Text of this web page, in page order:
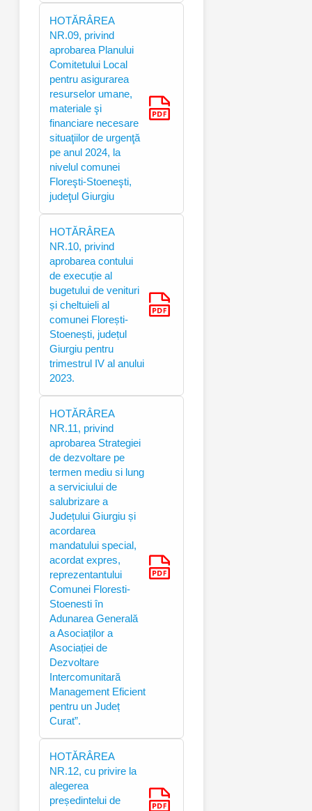
HOTĂRÂREA
NR.09, privind
aprobarea Planului
Comitetului Local
pentru asigurarea
resurselor umane,
materiale şi
financiare necesare
situaţiilor de urgenţă
pe anul 2024, la
nivelul comunei
Floreşti-Stoeneşti,
judeţul Giurgiu
HOTĂRÂREA
NR.10, privind
aprobarea contului
de execuție al
bugetului de venituri
și cheltuieli al
comunei Florești-
Stoenești, județul
Giurgiu pentru
trimestrul IV al anului
2023.
HOTĂRÂREA
NR.11, privind
aprobarea Strategiei
de dezvoltare pe
termen mediu si lung
a serviciului de
salubrizare a
Județului Giurgiu și
acordarea
mandatului special,
acordat expres,
reprezentantului
Comunei Floresti-
Stoenesti în
Adunarea Generală
a Asociaților a
Asociației de
Dezvoltare
Intercomunitară
Management Eficient
pentru un Județ
Curat”.
HOTĂRÂREA
NR.12, cu privire la
alegerea
președintelui de